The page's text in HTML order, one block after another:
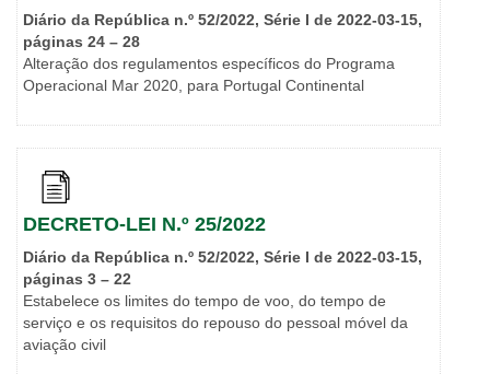
Diário da República n.º 52/2022, Série I de 2022-03-15,
páginas 24 – 28
Alteração dos regulamentos específicos do Programa
Operacional Mar 2020, para Portugal Continental
DECRETO-LEI N.º 25/2022
Diário da República n.º 52/2022, Série I de 2022-03-15,
páginas 3 – 22
Estabelece os limites do tempo de voo, do tempo de
serviço e os requisitos do repouso do pessoal móvel da
aviação civil